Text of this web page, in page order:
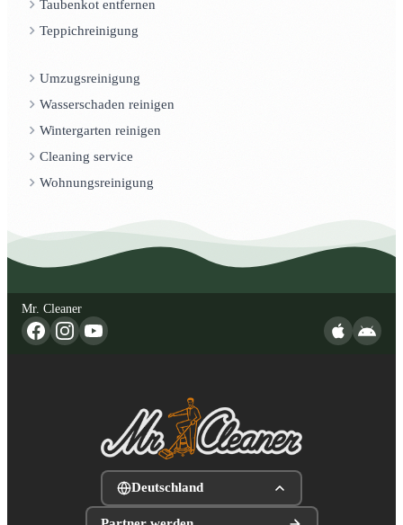
Taubenkot entfernen
Teppichreinigung
Umzugsreinigung
Wasserschaden reinigen
Wintergarten reinigen
Cleaning service
Wohnungsreinigung
Mr. Cleaner
Deutschland